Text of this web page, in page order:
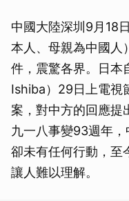
中國大陸深圳9月18
本人、母親為中國人
件，震驚各界。日本
Ishiba）29日上電視
案，對中方的回應提
九一八事變93週年
卻未有任何行動，至
讓人難以理解。